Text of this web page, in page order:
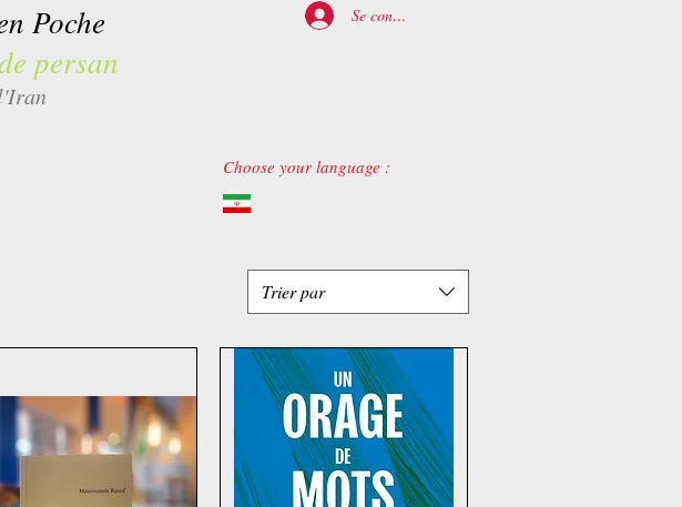
Poche
persan
Se connecter
Choose your language :
Trier par